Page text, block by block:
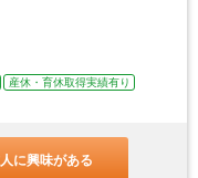
産休・育休取得実績有り
に興味がある